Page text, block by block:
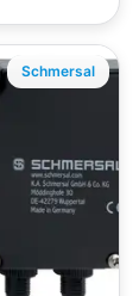
Schmersal